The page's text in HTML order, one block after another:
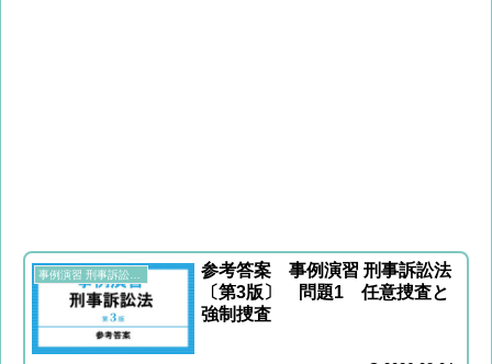
事例演習 刑事訴訟法〔第3版〕
参考答案 事例演習 刑事訴訟法
〔第3版〕 問題1 任意捜査と
強制捜査